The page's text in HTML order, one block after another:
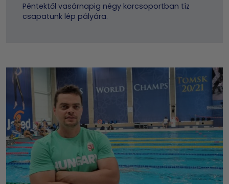
Péntektől vasárnapig négy korcsoportban tíz
csapatunk lép pályára.